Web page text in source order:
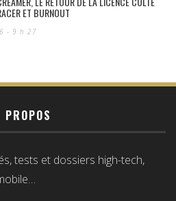
ET BURNOUT
- 9 h 27
PROPOS
tests et dossiers high-tech,